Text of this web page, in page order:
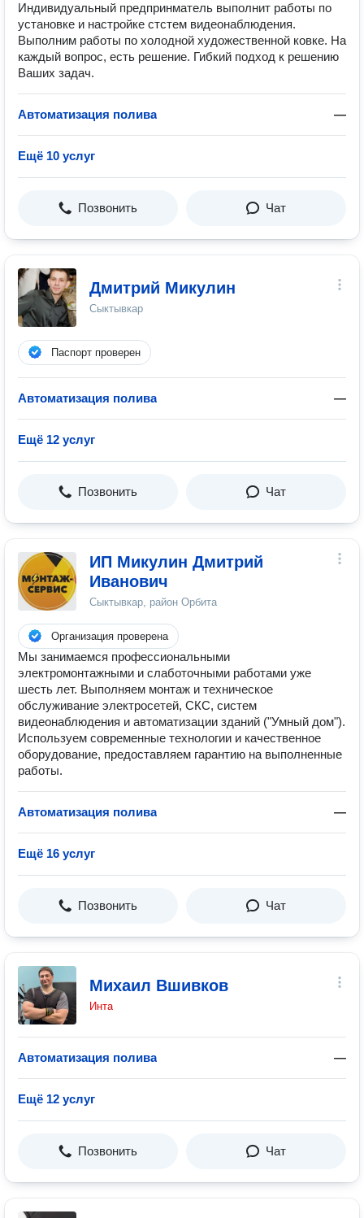
Индивидуальный предпринматель выполнит работы по
установке и настройке стстем видеонаблюдения.
Выполним работы по холодной художественной ковке. На
каждый вопрос, есть решение. Гибкий подход к решению
Ваших задач.
Автоматизация полива —
Ещё 10 услуг
Позвонить Чат
Дмитрий Микулин
Сыктывкар
Паспорт проверен
Автоматизация полива —
Ещё 12 услуг
Позвонить Чат
ИП Микулин Дмитрий
Иванович
Сыктывкар, район Орбита
Организация проверена
Мы занимаемся профессиональными
электромонтажными и слаботочными работами уже
шесть лет. Выполняем монтаж и техническое
обслуживание электросетей, СКС, систем
видеонаблюдения и автоматизации зданий ("Умный дом").
Используем современные технологии и качественное
оборудование, предоставляем гарантию на выполненные
работы.
Автоматизация полива —
Ещё 16 услуг
Позвонить Чат
Михаил Вшивков
Инта
Автоматизация полива —
Ещё 12 услуг
Позвонить Чат